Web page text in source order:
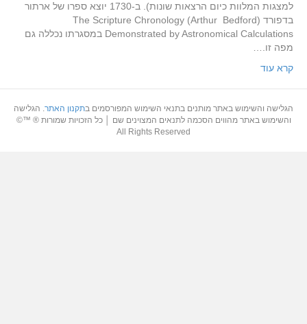
למצגות המלוות כיום הרצאות שונות). ב-1730 יוצא ספרו של ארתור
בדפורד (Arthur Bedford) The Scripture Chronology
Demonstrated by Astronomical Calculations במסגרתו נכללה גם
מפה זו.…
קרא עוד
הגלישה והשימוש באתר מותנים בתנאי השימוש המפורסמים בתקנון האתר. הגלישה
והשימוש באתר מהווים הסכמה לתנאים המצוינים שם │ כל הזכויות שמורות ® ™©
All Rights Reserved